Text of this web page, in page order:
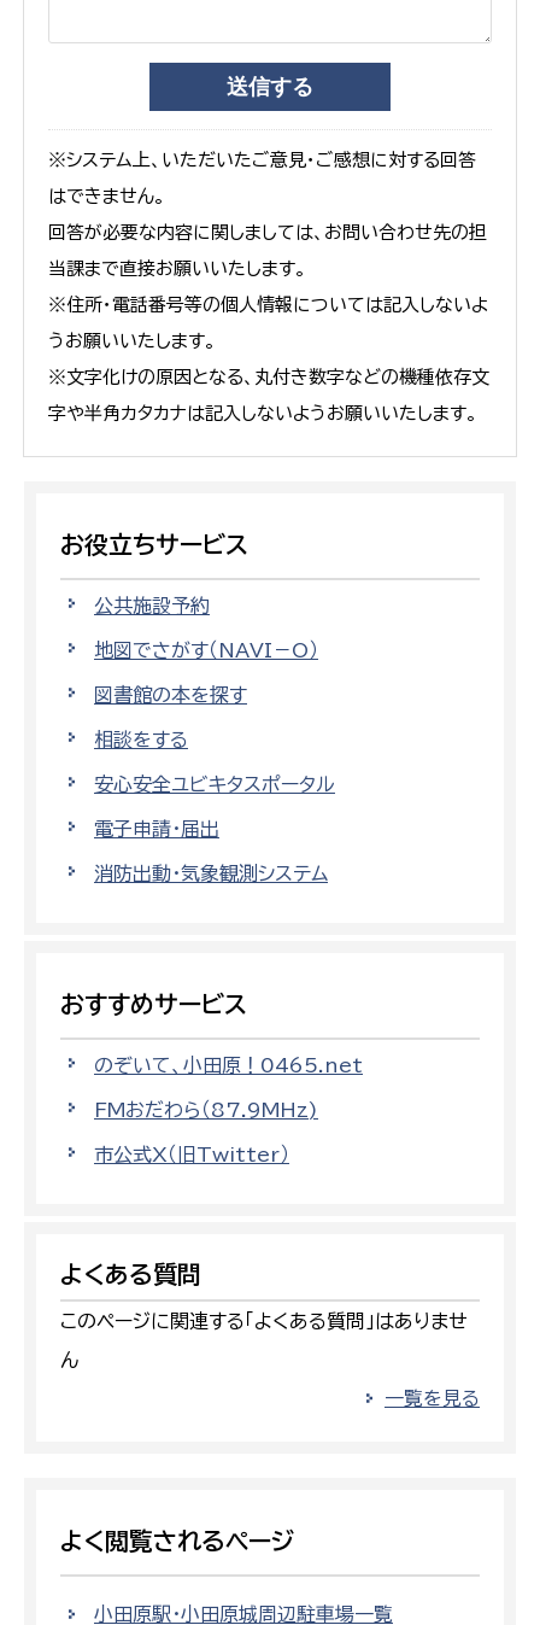
※システム上、いただいたご意見・ご感想に対する回答
はできません。
回答が必要な内容に関しましては、お問い合わせ先の担
当課まで直接お願いいたします。
※住所・電話番号等の個人情報については記入しないよ
うお願いいたします。
※文字化けの原因となる、丸付き数字などの機種依存文
字や半角カタカナは記入しないようお願いいたします。
お役立ちサービス
公共施設予約
地図でさがす（NAVI－O）
図書館の本を探す
相談をする
安心安全ユビキタスポータル
電子申請・届出
消防出動・気象観測システム
おすすめサービス
のぞいて、小田原！0465.net
FMおだわら（87.9MHz)
市公式X（旧Twitter）
よくある質問
このページに関連する「よくある質問」はありませ
ん
一覧を見る
よく閲覧されるページ
小田原駅・小田原城周辺駐車場一覧